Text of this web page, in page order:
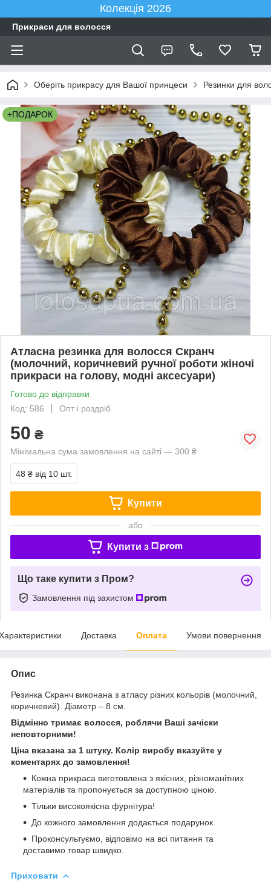
Колекція 2026
Прикраси для волосся
Оберіть прикрасу для Вашої принцеси Резинки для
+ПОДАРОК
Атласна резинка для волосся Скранч
(молочний, коричневий ручної роботи жіночі
прикраси на голову, модні аксесуари)
Готово до відправки
Код: 586
Опт і роздріб
50 ₴
Мінімальна сума замовлення на сайті — 300 ₴
48 ₴ від 10 шт.
Купити
або
Купити з
Що таке купити з Пром?
Замовлення під захистом
Доставка Оплата Умови повернення
Опис
Резинка Скранч виконана з атласу різних кольорів (молочний,
коричневий). Діаметр – 8 см.
Відмінно тримає волосся, роблячи Ваші зачіски
неповторними!
Ціна вказана за 1 штуку. Колір виробу вказуйте у
коментарях до замовлення!
Кожна прикраса виготовлена з якісних, різноманітних
матеріалів та пропонується за доступною ціною.
Тільки високоякісна фурнітура!
До кожного замовлення додається подарунок.
Проконсультуємо, відповімо на всі питання та
доставимо товар швидко.
Приховати